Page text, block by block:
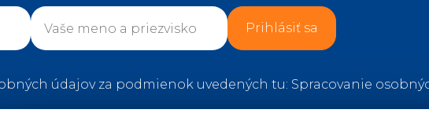
Prihlásiť sa
údajov za podmienok uvedených tu: Spracovanie